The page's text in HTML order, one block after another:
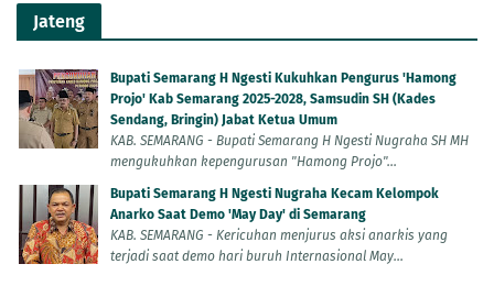
Jateng
Bupati Semarang H Ngesti Kukuhkan Pengurus 'Hamong
Projo' Kab Semarang 2025-2028, Samsudin SH (Kades
Sendang, Bringin) Jabat Ketua Umum
KAB. SEMARANG - Bupati Semarang H Ngesti Nugraha SH MH
mengukuhkan kepengurusan "Hamong Projo"...
Bupati Semarang H Ngesti Nugraha Kecam Kelompok
Anarko Saat Demo 'May Day' di Semarang
KAB. SEMARANG - Kericuhan menjurus aksi anarkis yang
terjadi saat demo hari buruh Internasional May...